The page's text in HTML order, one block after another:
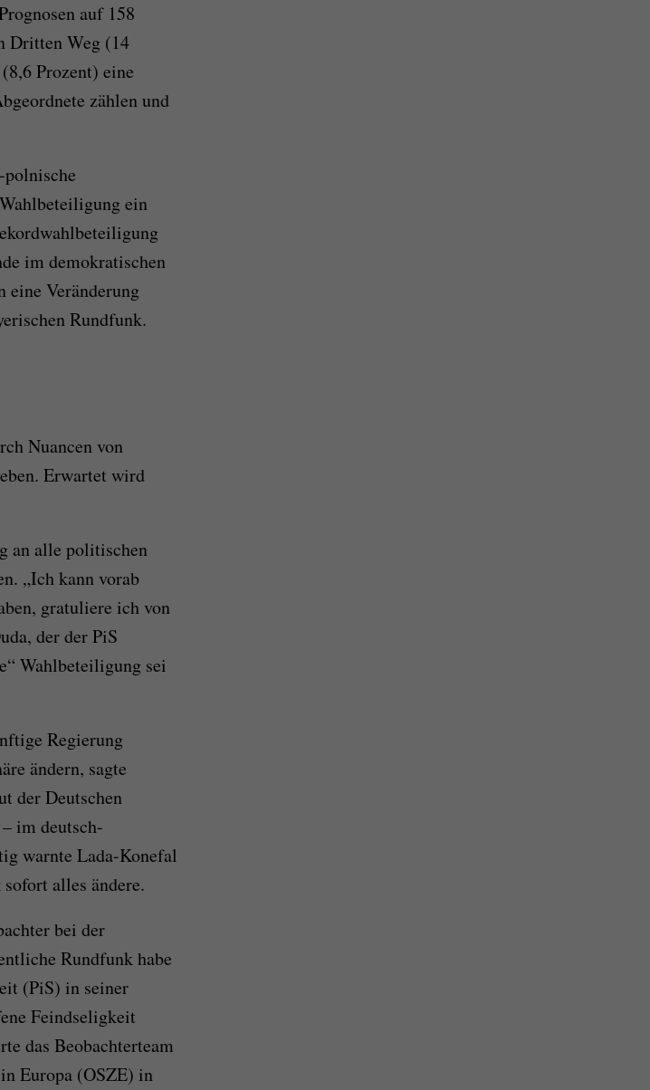
auf 158
Dritten Weg (14
Prozent) eine
zählen und
ein
im demokratischen
eine Veränderung
Rundfunk.
Nuancen von
Erwartet wird
an alle politischen
„Ich kann vorab
gratuliere ich von
der der PiS
Wahlbeteiligung sei
Regierung
ändern, sagte
der Deutschen
im deutsch-
warnte Lada-Konefal
alles ändere.
bei der
Rundfunk habe
(PiS) in seiner
Feindseligkeit
das Beobachterteam
Europa (OSZE) in